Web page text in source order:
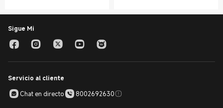
Sigue Mi
Servicio al cliente
Chat en directo
8002692630